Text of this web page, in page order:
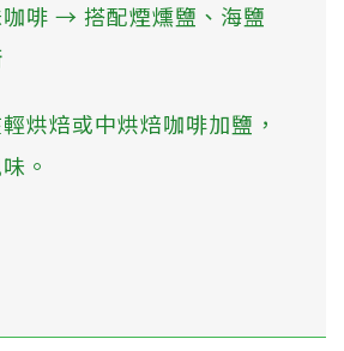
咖啡 → 搭配煙燻鹽、海鹽
烘焙或中烘焙咖啡加鹽，
。